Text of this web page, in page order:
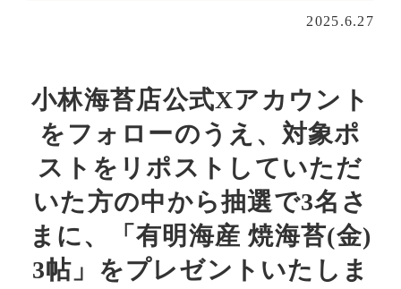
2025.6.27
小林海苔店公式Xアカウント
をフォローのうえ、対象ポ
ストをリポストしていただ
いた方の中から抽選で3名さ
まに、「有明海産 焼海苔(金)
3帖」をプレゼントいたしま